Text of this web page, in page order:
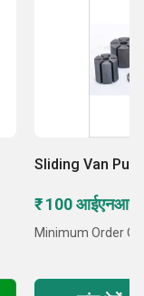
Sliding Van
₹ 100 आईएनआर
Minimum Order